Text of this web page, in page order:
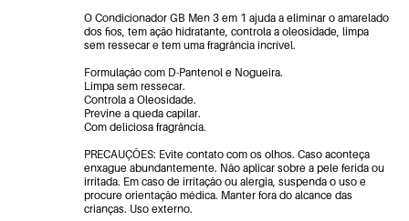
O Condicionador GB Men 3 em 1 ajuda a eliminar o amarelado
dos fios, tem ação hidratante, controla a oleosidade, limpa
sem ressecar e tem uma fragrância incrível.
Formulação com D-Pantenol e Nogueira.
Limpa sem ressecar.
Controla a Oleosidade.
Previne a queda capilar.
Com deliciosa fragrância.
PRECAUÇÕES: Evite contato com os olhos. Caso aconteça
enxague abundantemente. Não aplicar sobre a pele ferida ou
irritada. Em caso de irritação ou alergia, suspenda o uso e
procure orientação médica. Manter fora do alcance das
crianças. Uso externo.